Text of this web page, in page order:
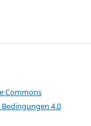
Commons
4.0